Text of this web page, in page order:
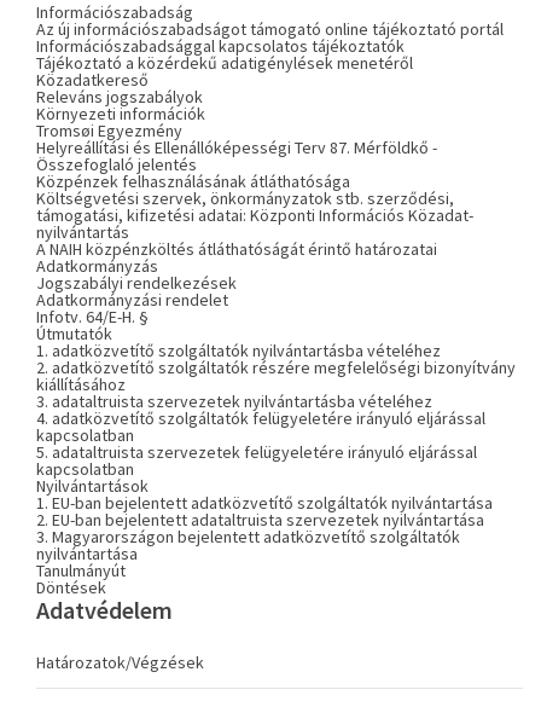
Információszabadság
Az új információszabadságot támogató online tájékoztató portál
Információszabadsággal kapcsolatos tájékoztatók
Tájékoztató a közérdekű adatigénylések menetéről
Közadatkereső
Releváns jogszabályok
Környezeti információk
Tromsøi Egyezmény
Helyreállítási és Ellenállóképességi Terv 87. Mérföldkő -
Összefoglaló jelentés
Közpénzek felhasználásának átláthatósága
Költségvetési szervek, önkormányzatok stb. szerződési,
támogatási, kifizetési adatai: Központi Információs Közadat-
nyilvántartás
A NAIH közpénzköltés átláthatóságát érintő határozatai
Adatkormányzás
Jogszabályi rendelkezések
Adatkormányzási rendelet
Infotv. 64/E-H. §
Útmutatók
1. adatközvetítő szolgáltatók nyilvántartásba vételéhez
2. adatközvetítő szolgáltatók részére megfelelőségi bizonyítvány
kiállításához
3. adataltruista szervezetek nyilvántartásba vételéhez
4. adatközvetítő szolgáltatók felügyeletére irányuló eljárással
kapcsolatban
5. adataltruista szervezetek felügyeletére irányuló eljárással
kapcsolatban
Nyilvántartások
1. EU-ban bejelentett adatközvetítő szolgáltatók nyilvántartása
2. EU-ban bejelentett adataltruista szervezetek nyilvántartása
3. Magyarországon bejelentett adatközvetítő szolgáltatók
nyilvántartása
Tanulmányút
Döntések
Adatvédelem
Határozatok/Végzések